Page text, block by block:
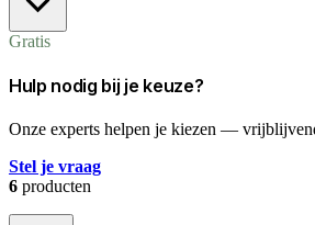
Gratis
Hulp nodig bij je keuze?
Onze experts helpen je kiezen —
Stel je vraag
6 producten